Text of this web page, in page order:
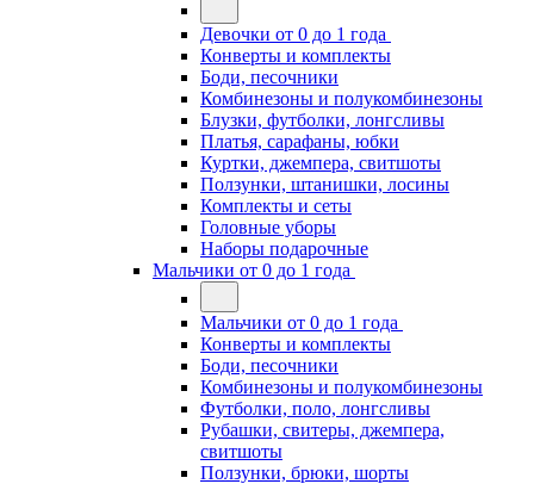
Девочки от 0 до 1 года
Конверты и комплекты
Боди, песочники
Комбинезоны и полукомбинезоны
Блузки, футболки, лонгсливы
Платья, сарафаны, юбки
Куртки, джемпера, свитшоты
Ползунки, штанишки, лосины
Комплекты и сеты
Головные уборы
Наборы подарочные
Мальчики от 0 до 1 года
Мальчики от 0 до 1 года
Конверты и комплекты
Боди, песочники
Комбинезоны и полукомбинезоны
Футболки, поло, лонгсливы
Рубашки, свитеры, джемпера,
свитшоты
Ползунки, брюки, шорты